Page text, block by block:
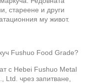
стареене и други
му живот.
Fushuo Food Grade?
с Hebei Fushuo Metal
Ltd. чрез запитване,